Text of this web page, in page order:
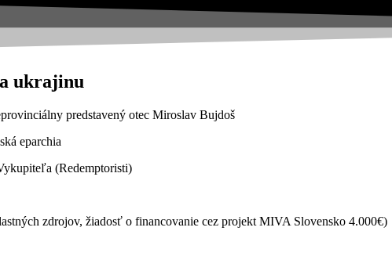
ukrajinu
predstavený otec Miroslav Bujdoš
eparchia
(Redemptoristi)
zdrojov, žiadosť o financovanie cez projekt MIVA Slovensko 4.000€)